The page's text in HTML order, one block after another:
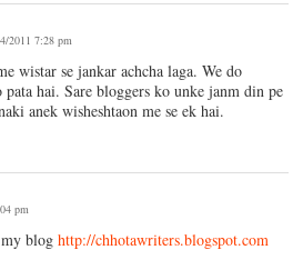
2011 7:28 pm
wistar se jankar achcha laga. We do
pata hai. Sare bloggers ko unke janm din pe
anek wisheshtaon me se ek hai.
pm
my bloghttp://chhotawriters.blogspot.com